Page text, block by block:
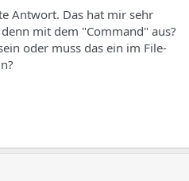
Antwort. Das hat mir sehr
mit dem "Command" aus?
oder muss das ein im File-